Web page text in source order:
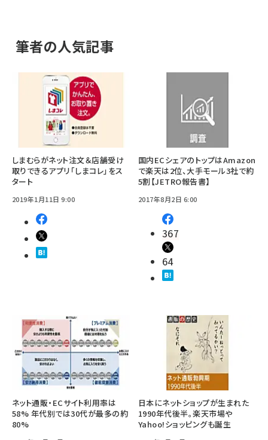
筆者の人気記事
しまむらがネット注文＆店舗受け
取りできるアプリ「しまコレ」をス
タート
2019年1月11日 9:00
国内ECシェアのトップはAmazon
で楽天は2位、大手モール3社で約
5割【JETRO報告書】
2017年8月2日 6:00
367
64
ネット通販・ECサイト利用率は
58% 年代別では30代が最多の約
80%
日本にネットショップが生まれた
1990年代後半。楽天市場や
Yahoo!ショッピングも誕生